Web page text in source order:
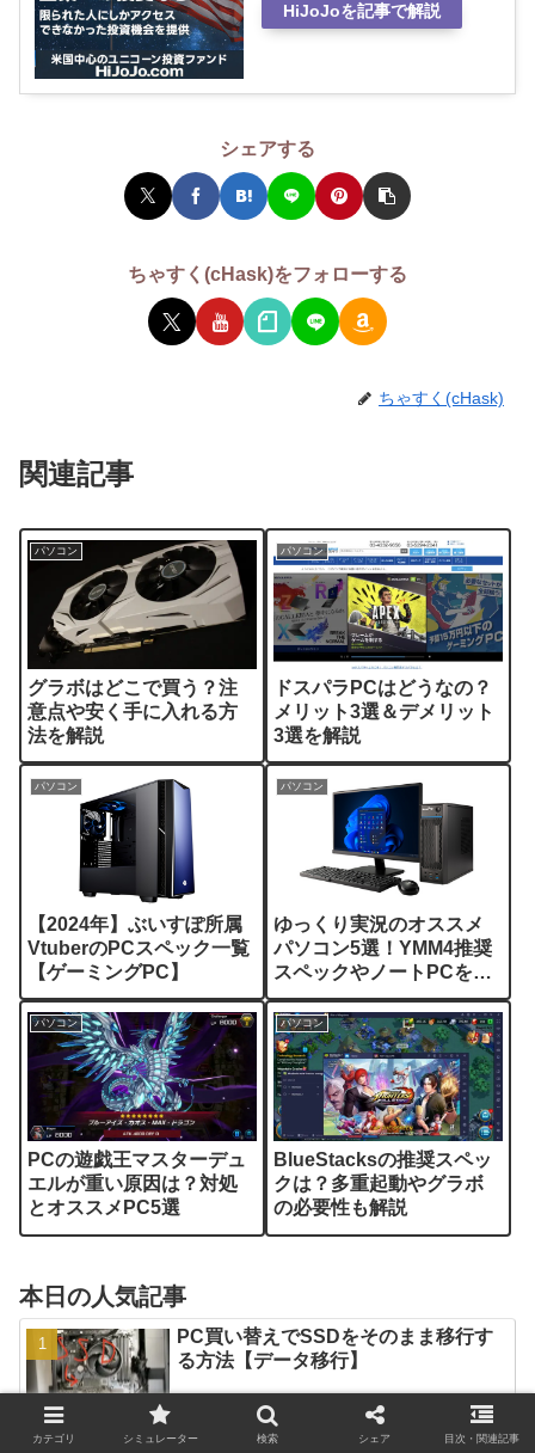
HiJoJoを記事で解説
シェアする
ちゃすく(cHask)をフォローする
ちゃすく(cHask)
関連記事
パソコン
グラボはどこで買う？注
意点や安く手に入れる方
法を解説
パソコン
ドスパラPCはどうなの？
メリット3選＆デメリット
3選を解説
パソコン
【2024年】ぶいすぽ所属
VtuberのPCスペック一覧
【ゲーミングPC】
パソコン
ゆっくり実況のオススメ
パソコン5選！YMM4推奨
スペックやノートPCを解
説
パソコン
PCの遊戯王マスターデュ
エルが重い原因は？対処
とオススメPC5選
パソコン
BlueStacksの推奨スペッ
クは？多重起動やグラボ
の必要性も解説
本日の人気記事
PC買い替えでSSDをそのまま移行す
る方法【データ移行】
AutoCADはグラボなしでok?推奨ス
カテゴリ シミュレーター 検索 シェア 目次・関連記事